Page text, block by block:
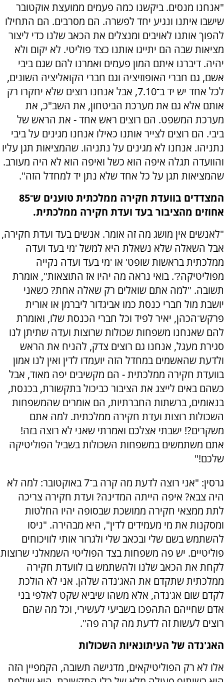
"אנחנו מנסים. ביקשנו כמה פעמים ממועצת אוקטובר
שישבו איתנו ונגיע יחד לפשרה. הם מסרבים. הם התחילו
להפוך אותנו לאויבים ומנצלים את הכאב שלנו כדי ליצור
מציאות שבה הם יתייגו אותנו כצד פוליטי. לא יקום ולא
יהיה. דיברנו איתם המון פעמים ואמרנו להם שגם ביבי
אשם, גם חברי האופוזיציה וגם חברי הקואליציה השונים,
לכל אחד יש יד ב־7.10, אבל אנחנו רוצים שלא יחקרו רק
אותם אלא גם את מערכת הביטחון, את השב"כ, את
מערכת המשפט. הם רוצים ראש אחד - את הראש של
ביבי. הם רוצים לצייר אותנו כאילו אנחנו מגינים על ביבי
נתניהו. אנחנו לא מגינים על נתניהו. שהמציאות תגן עליו
והוועדה תגלה איפה הוא כשל ואיפה הוא לא היה מעורב.
שהמציאות תגן על כל אחד שלא נתן יד למחדל הזה".
המצדדים בוועדת חקירה ממלכתית טוענים ש־85
אחוזים מהציבור בעד ועדת חקירה ממלכתית.
"לאנשים אין מושג מה זה אומר. אנשים בעד ועדת חקירה,
אבל השאלה שלא נשאלת היא למשל 'מי בעד ועדה
ממלכתית בראשות שופט' או 'מי בעד ועדה נקייה
מפוליטיקה?'. בואי נראה מה יהיו אז התוצאות", אומרת
תשובה. "למה אתם שואלים רק שאלה אחת? כשאני
יושבת מול חברי כנסת כמו אביגדור ליברמן או אורית
פרקש־הכהן, יאיר לפיד וכל חברי הכנסת שלו, ואומרת
להם שאנחנו משפחות שכולות שרוצות ועדה שתיתן לנו
סגירת מעגל, אנחנו גם רוצים צדק, להניח את הראש
ולדעת שהאשמים במחדל הזה יועמדו לדין ואין לנו אמון
בוועדת חקירה ממלכתית - הם מקשיבים יפה מאוד, אבל
כשהם באים לייצג את הציבור כביכול בתקשורת, בכנסת,
בנאומים, ברשתות החברתיות, הם אומרים שהמשפחות
השכולות רוצות ועדת חקירה ממלכתית. למה אתם
משקרים?! ישבתי אצלכם ואמרתי שאני לא רוצה בזה!
אתם משתמשים במשפחות השכולות בשביל הפוליטיקה
שלכם!"
גרסין: "אני רוצה לדעת מה קרה ב־7 באוקטובר: למה לא
היה צבא? איפה הייתה המדינה? ועדת חקירה צריכה
לתת ממצאי חקירה ממושכת שבסופה יהיו החלטות
ומסקנות את מי מעמידים לדין", היא מבהירה. "ניסו
להשתמש בשם שלי ובכאב שלי ולגרור אותי לוויכוחים
פוליטיים. יש פה משפחות בצד הפוליטי השמאלני שרוצות
לקחת את הכאב שלנו ולהשתמש בו לוועדת חקירה
ממלכתית שתקדם את האג'נדה שלהן. אני לא הולכת
לקדם שום אג'נדה, אלא משהו שיביא שקט לאלפי בני
אדם שחייהם התהפכו בשביעי לעשירי, וכל מה שהם
רוצים לעשות זה לדעת מה קרה פה".
האג'נדה של העיתונאיות השכולות
אלו לא רק הפוליטיקאים, מדגישה תשובה, הקמפיין הזה